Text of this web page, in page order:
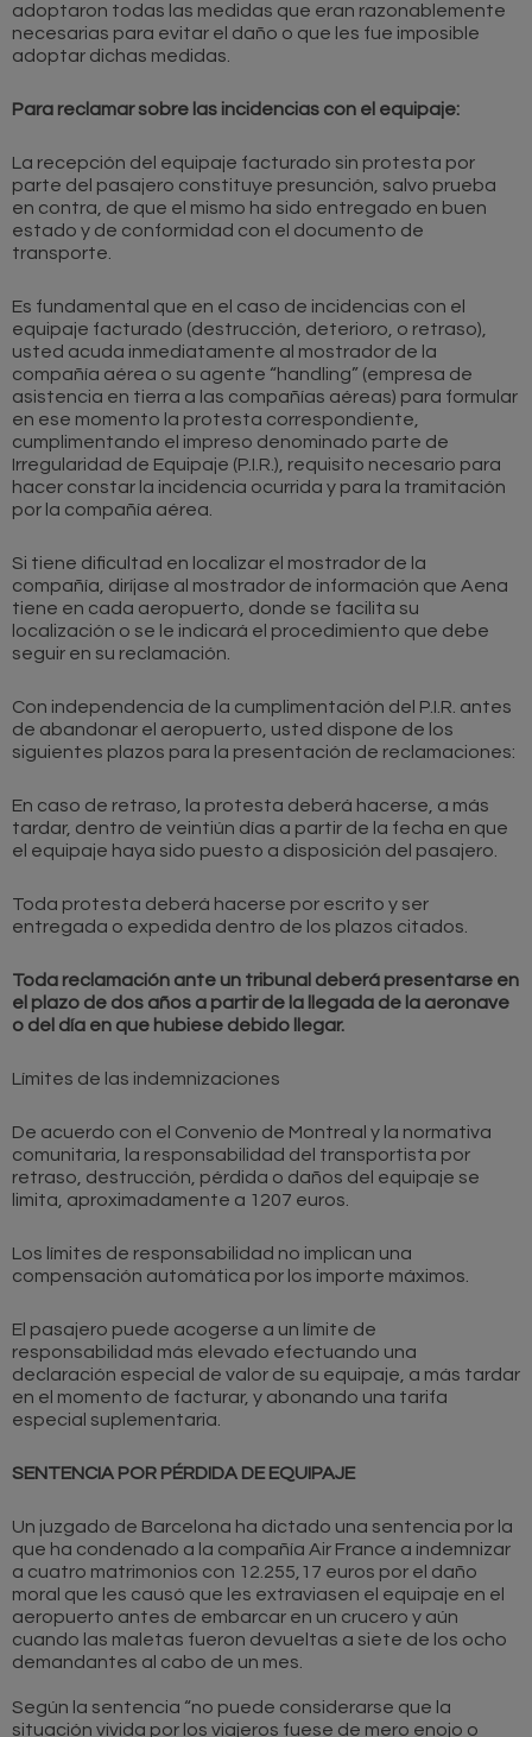
adoptaron todas las medidas que eran razonablemente
necesarias para evitar el daño o que les fue imposible
adoptar dichas medidas.
Para reclamar sobre las incidencias con el equipaje:
La recepción del equipaje facturado sin protesta por
parte del pasajero constituye presunción, salvo prueba
en contra, de que el mismo ha sido entregado en buen
estado y de conformidad con el documento de
transporte.
Es fundamental que en el caso de incidencias con el
equipaje facturado (destrucción, deterioro, o retraso),
usted acuda inmediatamente al mostrador de la
compañía aérea o su agente “handling” (empresa de
asistencia en tierra a las compañías aéreas) para formular
en ese momento la protesta correspondiente,
cumplimentando el impreso denominado parte de
Irregularidad de Equipaje (P.I.R.), requisito necesario para
hacer constar la incidencia ocurrida y para la tramitación
por la compañía aérea.
Si tiene dificultad en localizar el mostrador de la
compañía, diríjase al mostrador de información que Aena
tiene en cada aeropuerto, donde se facilita su
localización o se le indicará el procedimiento que debe
seguir en su reclamación.
Con independencia de la cumplimentación del P.I.R. antes
de abandonar el aeropuerto, usted dispone de los
siguientes plazos para la presentación de reclamaciones:
En caso de retraso, la protesta deberá hacerse, a más
tardar, dentro de veintiún días a partir de la fecha en que
el equipaje haya sido puesto a disposición del pasajero.
Toda protesta deberá hacerse por escrito y ser
entregada o expedida dentro de los plazos citados.
Toda reclamación ante un tribunal deberá presentarse en
el plazo de dos años a partir de la llegada de la aeronave
o del día en que hubiese debido llegar.
Límites de las indemnizaciones
De acuerdo con el Convenio de Montreal y la normativa
comunitaria, la responsabilidad del transportista por
retraso, destrucción, pérdida o daños del equipaje se
limita, aproximadamente a 1207 euros.
Los límites de responsabilidad no implican una
compensación automática por los importe máximos.
El pasajero puede acogerse a un límite de
responsabilidad más elevado efectuando una
declaración especial de valor de su equipaje, a más tardar
en el momento de facturar, y abonando una tarifa
especial suplementaria.
SENTENCIA POR PÉRDIDA DE EQUIPAJE
Un juzgado de Barcelona ha dictado una sentencia por la
que ha condenado a la compañía Air France a indemnizar
a cuatro matrimonios con 12.255,17 euros por el daño
moral que les causó que les extraviasen el equipaje en el
aeropuerto antes de embarcar en un crucero y aún
cuando las maletas fueron devueltas a siete de los ocho
demandantes al cabo de un mes.
Según la sentencia “no puede considerarse que la
situación vivida por los viajeros fuese de mero enojo o